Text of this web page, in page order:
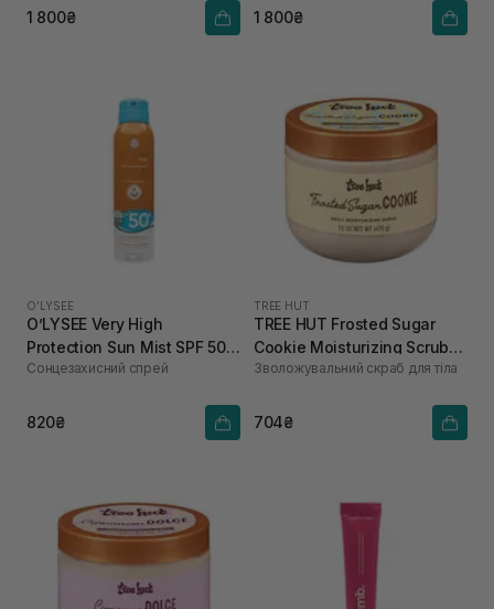
1 800₴ 1 800₴
O’LYSEE
O’LYSEE Very High
Protection Sun Mist SPF 50+
150 мл
Cонцезахисний спрей
820₴
TREE HUT
TREE HUT Frosted Sugar
Cookie Moisturizing Scrub
425 г
Зволожувальний скраб для тіла
704₴